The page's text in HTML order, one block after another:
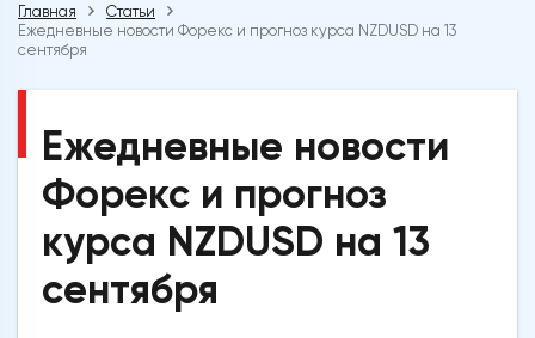
Главная
Статьи
Ежедневные новости Форекс и прогноз курса NZDUSD на 13
сентября
Ежедневные новости
Форекс и прогноз
курса NZDUSD на 13
сентября